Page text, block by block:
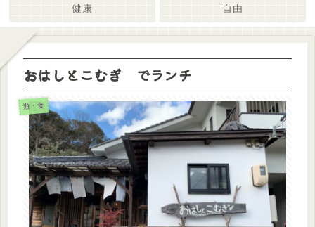
健康 自由
おはしとこむぎ でランチ
遊・食